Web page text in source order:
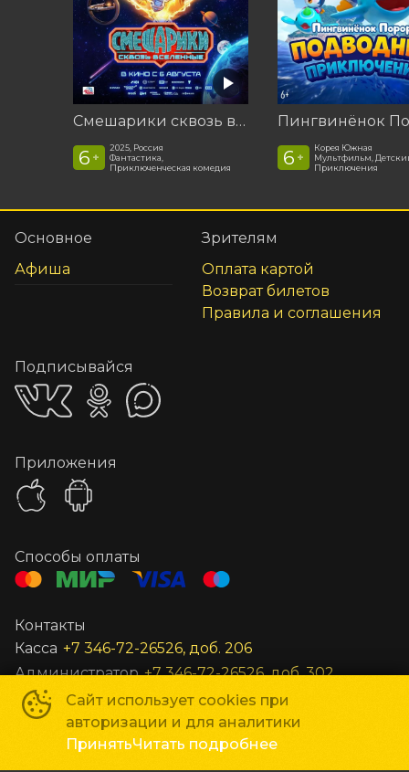
Смешарики сквозь вселенные
6 +
2025, Россия
Фантастика,
Приключенческая комедия
6 +
Корея Южная
Мультфильм,
Приключения
Сайт использует cookies при
авторизации и для аналитики
ПринятьЧитать подробнее
Основное
Афиша
Зрителям
Оплата картой
Возврат билетов
Правила и соглашения
Подписывайся
Приложения
Способы оплаты
Контакты
Касса +7 346-72-26526, доб. 206
Администратор +7 346-72-26526, доб. 302
Заведующий +7 346-72-26526, доб. 301
Все остальные вопросы unost@gkc-planeta.ru
По вопросам гастролей и маркетинга